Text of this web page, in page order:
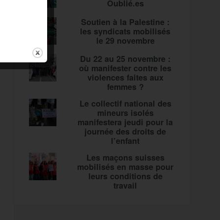
Oublié.es
Soutien à la Palestine :
les syndicats mobilisés
le 29 novembre
Du 22 au 25 novembre :
où manifester contre les
violences faites aux
femmes ?
Le collectif national des
mineurs isolés
manifestera jeudi pour la
journée des droits de
l’enfant
Les maçons suisses
mobilisés en masse pour
leurs conditions de
travail